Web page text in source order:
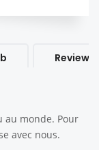
Review
au monde. Pour
avec nous.